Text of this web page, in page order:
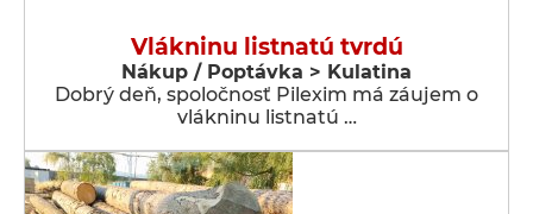
Vlákninu listnatú tvrdú
Nákup / Poptávka > Kulatina
Dobrý deň, spoločnosť Pilexim má záujem o
vlákninu listnatú …